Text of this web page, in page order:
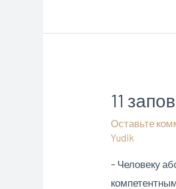
11
Оставьте
Yudik
– Человеку